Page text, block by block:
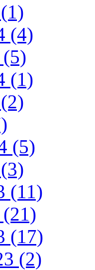
(4)
(1)
(5)
(11)
(17)
(2)